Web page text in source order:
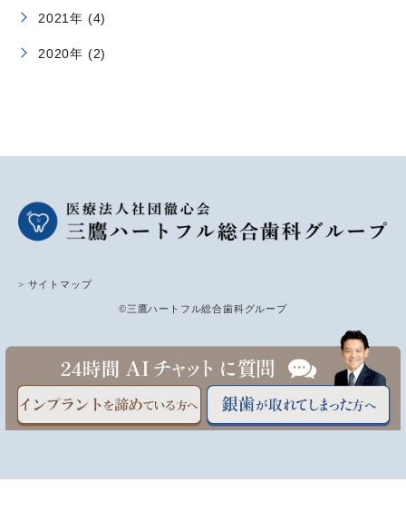
2021年 (4)
2020年 (2)
> サイトマップ
©三鷹ハートフル総合歯科グループ